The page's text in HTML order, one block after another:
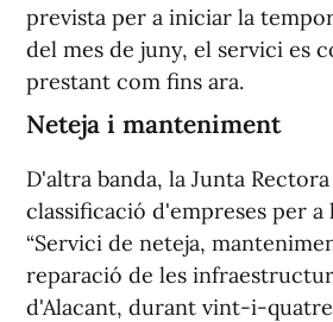
prevista per a iniciar la
del mes de juny, el servici es
prestant com fins ara.
Neteja i manteniment
D'altra banda, la Junta
classificació d'empreses per
“Servici de neteja,
reparació de les
d'Alacant, durant vint-i-